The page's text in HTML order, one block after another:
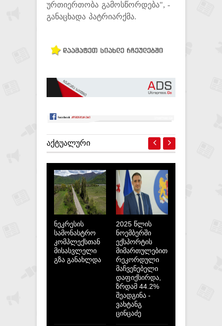
ურთიერთობა გამოსწორდება", -
განაცხადა პატრიარქმა.
ᲐᲥᲢᲣᲐᲚᲣᲠᲘ
ნეკრესის
სამონასტრო
კომპლექსთან
მისასვლელი
გზა განახლდა
2025 წლის
ნოემბერში
ექსპორტის
მიმართულებით
რეკორდული
მაჩვენებელი
დაფიქსირდა,
ზრდამ 44.2%
შეადგინა -
ვახტანგ
ცინცაძე